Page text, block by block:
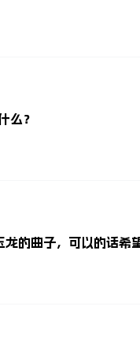
么？
的曲子，可以的话希